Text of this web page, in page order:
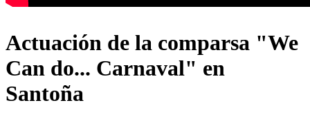
Actuación de la comparsa "We
Can do... Carnaval" en
Santoña